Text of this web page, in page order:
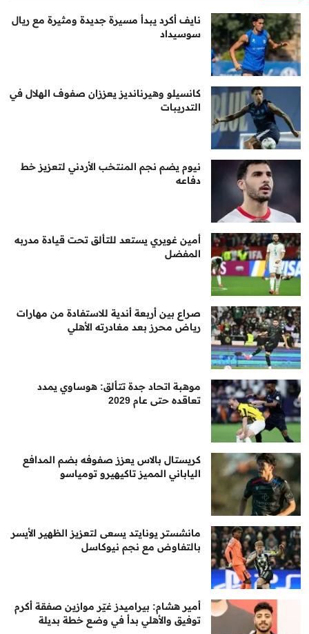
نايف أكرد يبدأ مسيرة جديدة ومثيرة مع ريال
سوسيداد
كانسيلو وهيرنانديز يعززان صفوف الهلال في
التدريبات
نيوم يضم نجم المنتخب الأردني لتعزيز خط
دفاعه
أمين غويري يستعد للتألق تحت قيادة مدربه
المفضل
صراع بين أربعة أندية للاستفادة من مهارات
رياض محرز بعد مغادرته الأهلي
موهبة اتحاد جدة تتألق: هوساوي يمدد
تعاقده حتى عام 2029
كريستال بالاس يعزز صفوفه بضم المدافع
الياباني المميز تاكيهيرو تومياسو
مانشستر يونايتد يسعى لتعزيز الظهير الأيسر
بالتفاوض مع نجم نيوكاسل
أمير هشام: بيراميدز غيّر موازين صفقة أكرم
توفيق والأهلي بدأ في وضع خطة بديلة